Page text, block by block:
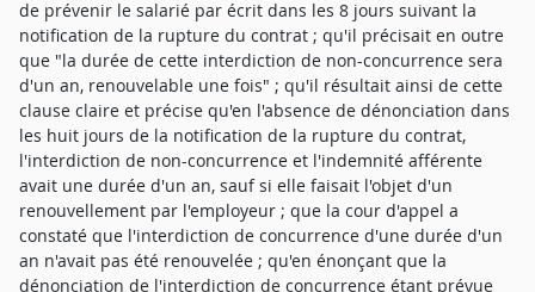
de prévenir le salarié par écrit dans les 8 jours suivant la
notification de la rupture du contrat ; qu'il précisait en outre
que "la durée de cette interdiction de non-concurrence sera
d'un an, renouvelable une fois" ; qu'il résultait ainsi de cette
clause claire et précise qu'en l'absence de dénonciation dans
les huit jours de la notification de la rupture du contrat,
l'interdiction de non-concurrence et l'indemnité afférente
avait une durée d'un an, sauf si elle faisait l'objet d'un
renouvellement par l'employeur ; que la cour d'appel a
constaté que l'interdiction de concurrence d'une durée d'un
an n'avait pas été renouvelée ; qu'en énonçant que la
dénonciation de l'interdiction de concurrence étant prévue